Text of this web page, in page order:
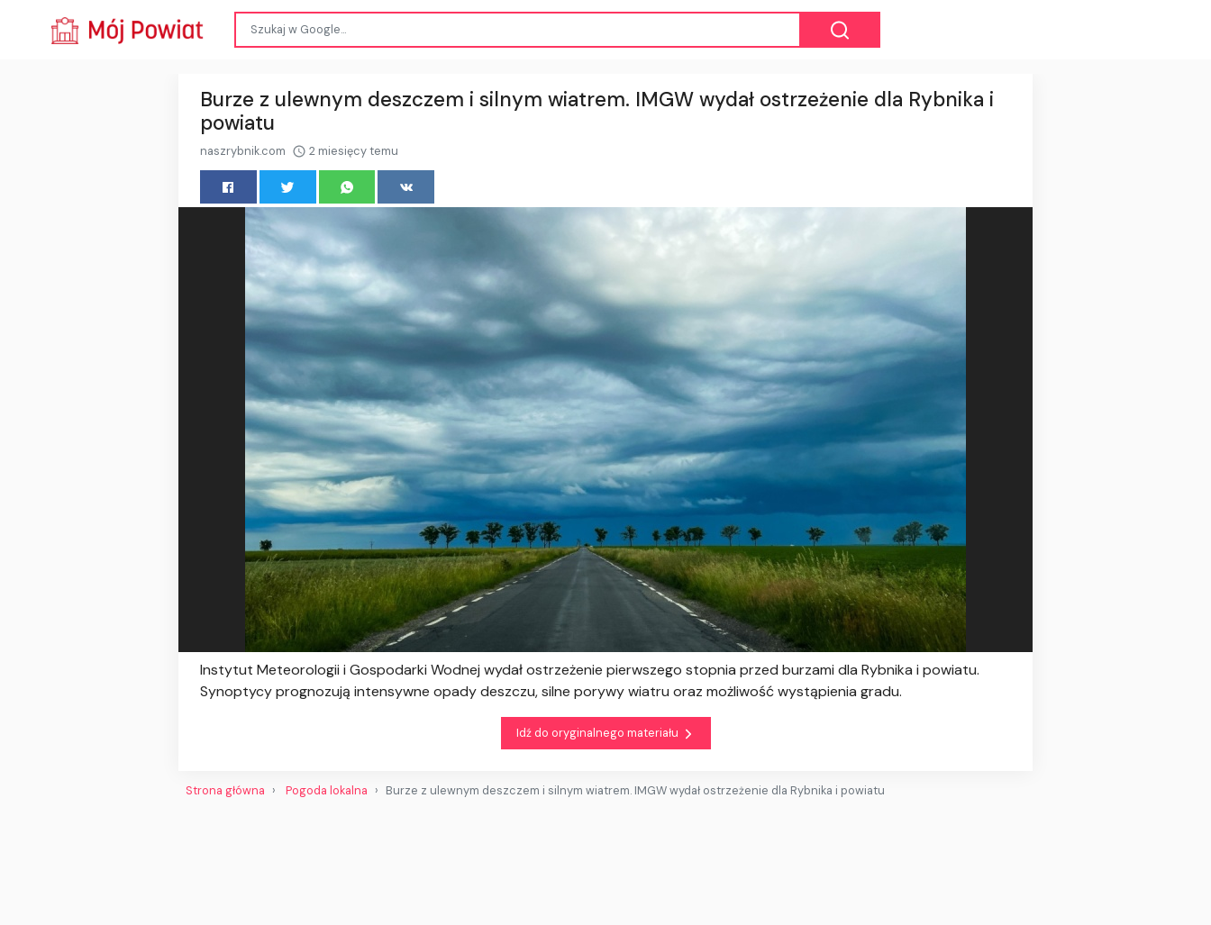
Burze z ulewnym deszczem i silnym wiatrem. IMGW wydał ostrzeżenie dla Rybnika i
powiatu
naszrybnik.com 2 miesięcy temu
Instytut Meteorologii i Gospodarki Wodnej wydał ostrzeżenie pierwszego stopnia przed burzami dla Rybnika i powiatu.
Synoptycy prognozują intensywne opady deszczu, silne porywy wiatru oraz możliwość wystąpienia gradu.
Idź do oryginalnego materiału
Strona główna Pogoda lokalna Burze z ulewnym deszczem i silnym wiatrem. IMGW wydał ostrzeżenie dla Rybnika i powiatu